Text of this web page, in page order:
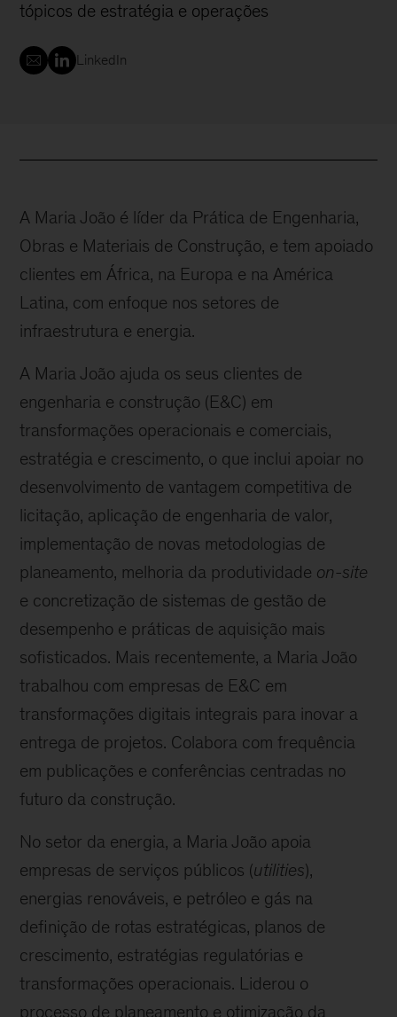
tópicos de estratégia e operações
LinkedIn
A Maria João é líder da Prática de Engenharia,
Obras e Materiais de Construção, e tem apoiado
clientes em África, na Europa e na América
Latina, com enfoque nos setores de
infraestrutura e energia.
A Maria João ajuda os seus clientes de
engenharia e construção (E&C) em
transformações operacionais e comerciais,
estratégia e crescimento, o que inclui apoiar no
desenvolvimento de vantagem competitiva de
licitação, aplicação de engenharia de valor,
implementação de novas metodologias de
planeamento, melhoria da produtividade on-site
e concretização de sistemas de gestão de
desempenho e práticas de aquisição mais
sofisticados. Mais recentemente, a Maria João
trabalhou com empresas de E&C em
transformações digitais integrais para inovar a
entrega de projetos. Colabora com frequência
em publicações e conferências centradas no
futuro da construção.
No setor da energia, a Maria João apoia
empresas de serviços públicos (utilities),
energias renováveis, e petróleo e gás na
definição de rotas estratégicas, planos de
crescimento, estratégias regulatórias e
transformações operacionais. Liderou o
processo de planeamento e otimização da